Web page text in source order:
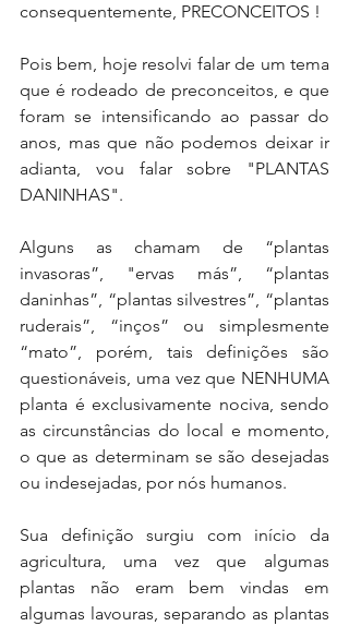
consequentemente, PRECONCEITOS !
Pois bem, hoje resolvi falar de um tema
que é rodeado de preconceitos, e que
foram se intensificando ao passar do
anos, mas que não podemos deixar ir
adianta, vou falar sobre "PLANTAS
DANINHAS".
Alguns as chamam de “plantas
invasoras”, "ervas más”, “plantas
daninhas”, “plantas silvestres”, “plantas
ruderais”, “inços” ou simplesmente
“mato”, porém, tais definições são
questionáveis, uma vez que NENHUMA
planta é exclusivamente nociva, sendo
as circunstâncias do local e momento,
o que as determinam se são desejadas
ou indesejadas, por nós humanos.
Sua definição surgiu com início da
agricultura, uma vez que algumas
plantas não eram bem vindas em
algumas lavouras, separando as plantas